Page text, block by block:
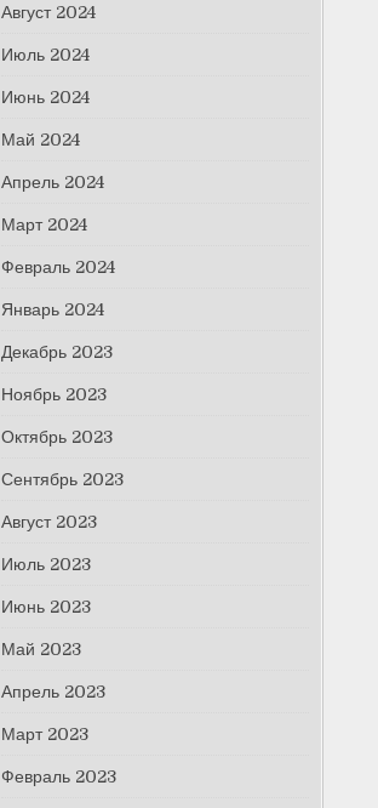
Август 2024
Июль 2024
Июнь 2024
Май 2024
Апрель 2024
Март 2024
Февраль 2024
Январь 2024
Декабрь 2023
Ноябрь 2023
Октябрь 2023
Сентябрь 2023
Август 2023
Июль 2023
Июнь 2023
Май 2023
Апрель 2023
Март 2023
Февраль 2023